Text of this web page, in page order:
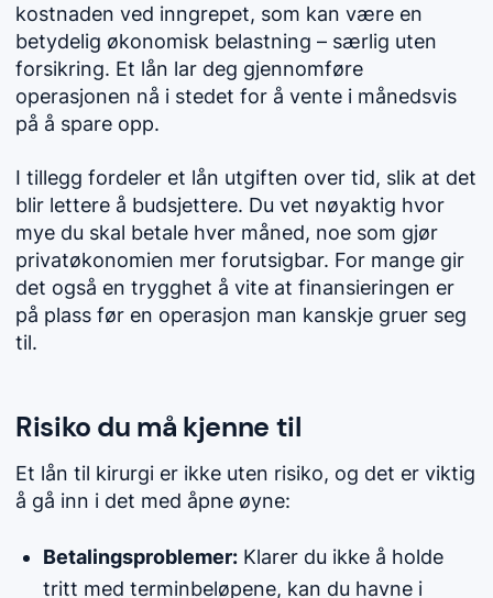
kostnaden ved inngrepet, som kan være en
betydelig økonomisk belastning – særlig uten
forsikring. Et lån lar deg gjennomføre
operasjonen nå i stedet for å vente i månedsvis
på å spare opp.
I tillegg fordeler et lån utgiften over tid, slik at det
blir lettere å budsjettere. Du vet nøyaktig hvor
mye du skal betale hver måned, noe som gjør
privatøkonomien mer forutsigbar. For mange gir
det også en trygghet å vite at finansieringen er
på plass før en operasjon man kanskje gruer seg
til.
Risiko du må kjenne til
Et lån til kirurgi er ikke uten risiko, og det er viktig
å gå inn i det med åpne øyne:
Betalingsproblemer: Klarer du ikke å holde
tritt med terminbeløpene, kan du havne i